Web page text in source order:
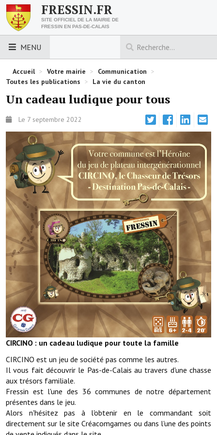
FRESSIN.FR
SITE OFFICIEL DE LA MAIRIE DE
FRESSIN EN PAS-DE-CALAIS
MENU
LES ESSENTIELS
Découvrez Fressin
Urbanisme
Nous contacter
Horaires de la mairie
Les foulées fressinoises
ACCÈS RAPIDE
Démarches administratives
Projets et travaux en cours
Fêtes et manifestations
Numéros d'urgence
Terrains et maisons à vendre
VOTRE MAIRIE
Elus et agents
L'équipe municipale
Le personnel municipal
Les moyens financiers
Accueil > Votre mairie > Communication >
Toutes les publications > La vie du canton
Un cadeau ludique pour tous
Le 7 septembre 2022
CIRCINO : un cadeau ludique pour toute la famille
CIRCINO est un jeu de société pas comme les autres.
Il vous fait découvrir le Pas-de-Calais au travers d'une chasse
aux trésors familiale.
Fressin est l'une des 36 communes de notre département
présentes dans le jeu.
Alors n'hésitez pas à l'obtenir en le commandant soit
directement sur le site Créacomgames ou dans l'une des points